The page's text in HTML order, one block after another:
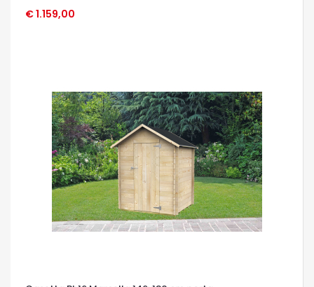
€ 1.159,00
OCCHIATA VELOCE